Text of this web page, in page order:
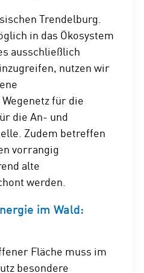
Trendelburg.
in das Ökosystem
ausschließlich
nutzen wir
für die
die An- und
Zudem betreffen
vorrangig
alte
werden.
im Wald:
Fläche muss im
besondere